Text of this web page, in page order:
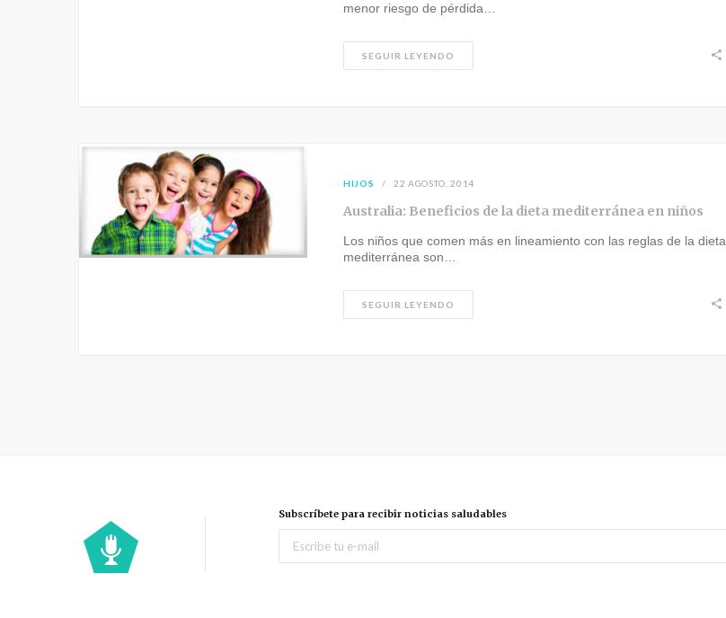
menor riesgo de pérdida…
SEGUIR LEYENDO
HIJOS 22 AGOSTO, 2014
Australia: Beneficios de la dieta mediterránea en niños
Los niños que comen más en lineamiento con las reglas de la dieta
mediterránea son…
SEGUIR LEYENDO
Subscríbete para recibir noticias saludables